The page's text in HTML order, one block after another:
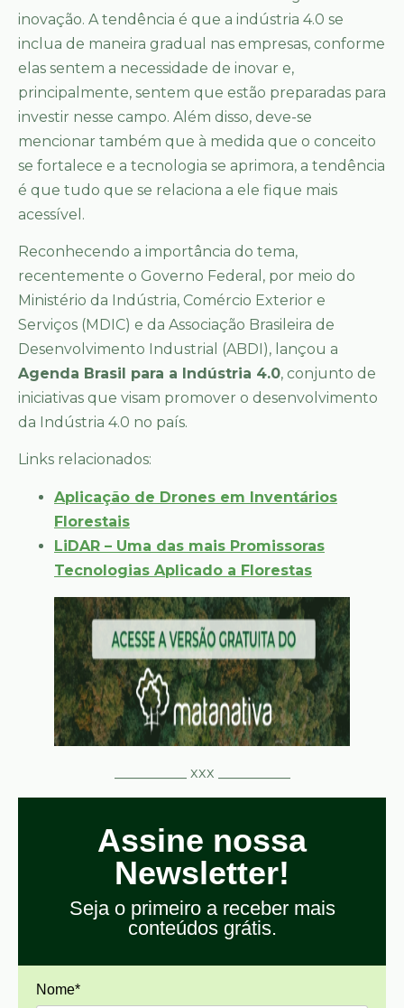
inovação. A tendência é que a indústria 4.0 se
inclua de maneira gradual nas empresas, conforme
elas sentem a necessidade de inovar e,
principalmente, sentem que estão preparadas para
investir nesse campo. Além disso, deve-se
mencionar também que à medida que o conceito
se fortalece e a tecnologia se aprimora, a tendência
é que tudo que se relaciona a ele fique mais
acessível.
Reconhecendo a importância do tema,
recentemente o Governo Federal, por meio do
Ministério da Indústria, Comércio Exterior e
Serviços (MDIC) e da Associação Brasileira de
Desenvolvimento Industrial (ABDI), lançou a
Agenda Brasil para a Indústria 4.0, conjunto de
iniciativas que visam promover o desenvolvimento
da Indústria 4.0 no país.
Links relacionados:
Aplicação de Drones em Inventários
Florestais
LiDAR – Uma das mais Promissoras
Tecnologias Aplicado a Florestas
__________ xxx __________
Assine nossa
Newsletter!
Seja o primeiro a receber mais
conteúdos grátis.
Nome*